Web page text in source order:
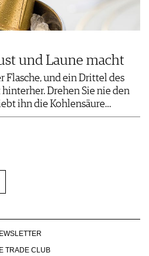
und Laune macht
Flasche, und ein Drittel des
Drehen Sie nie den
ihn die Kohlensäure…
TRADE CLUB